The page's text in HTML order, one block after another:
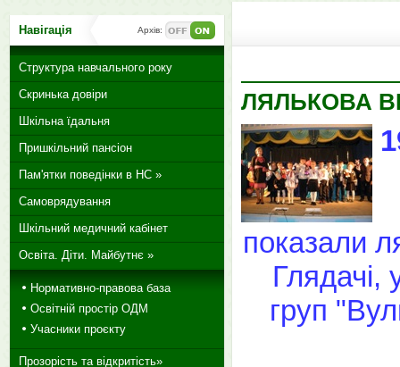
ЛЯЛЬКОВА
показали
Глядачі,
груп
Навігація Архів:
Структура навчального року
Скринька довіри
Шкільна їдальня
Пришкільний пансіон
Пам'ятки поведінки в НС »
Самоврядування
Шкільний медичний кабінет
Освіта. Діти. Майбутнє »
Нормативно-правова база
Освітній простір ОДМ
Учасники проєкту
Прозорість та відкритість»